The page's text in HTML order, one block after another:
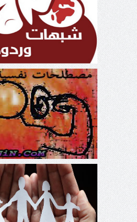
شبهات وردود
مصطلحات نفسانية
تربية مجانين